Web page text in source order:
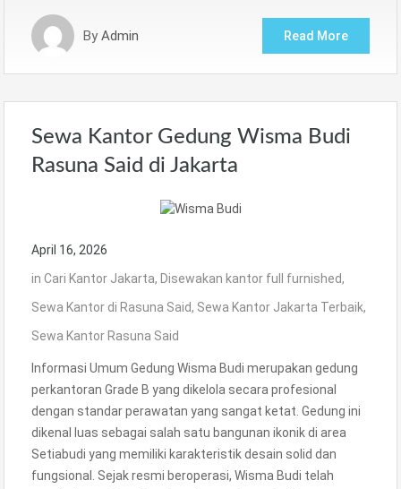
By Admin Read More
Sewa Kantor Gedung Wisma Budi
Rasuna Said di Jakarta
April 16, 2026
in Cari Kantor Jakarta, Disewakan kantor full furnished,
Sewa Kantor di Rasuna Said, Sewa Kantor Jakarta Terbaik,
Sewa Kantor Rasuna Said
Informasi Umum Gedung Wisma Budi merupakan gedung
perkantoran Grade B yang dikelola secara profesional
dengan standar perawatan yang sangat ketat. Gedung ini
dikenal luas sebagai salah satu bangunan ikonik di area
Setiabudi yang memiliki karakteristik desain solid dan
fungsional. Sejak resmi beroperasi, Wisma Budi telah